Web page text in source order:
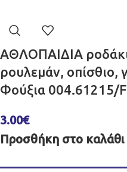
ΑΘΛΟΠΑΙΔΙΑ
ρουλεμάν, οπίσθιο,
Φούξια 004.61215/
3.00€
Προσθήκη στο καλάθι